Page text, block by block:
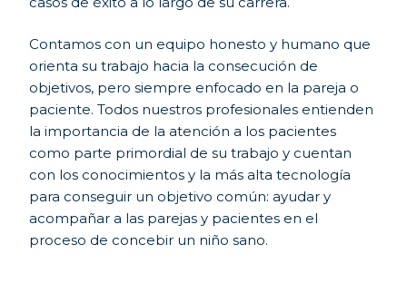
Contamos con un equipo honesto y humano que
orienta su trabajo hacia la consecución de
objetivos, pero siempre enfocado en la pareja o
paciente. Todos nuestros profesionales entienden
la importancia de la atención a los pacientes
como parte primordial de su trabajo y cuentan
con los conocimientos y la más alta tecnología
para conseguir un objetivo común: ayudar y
acompañar a las parejas y pacientes en el
proceso de concebir un niño sano.